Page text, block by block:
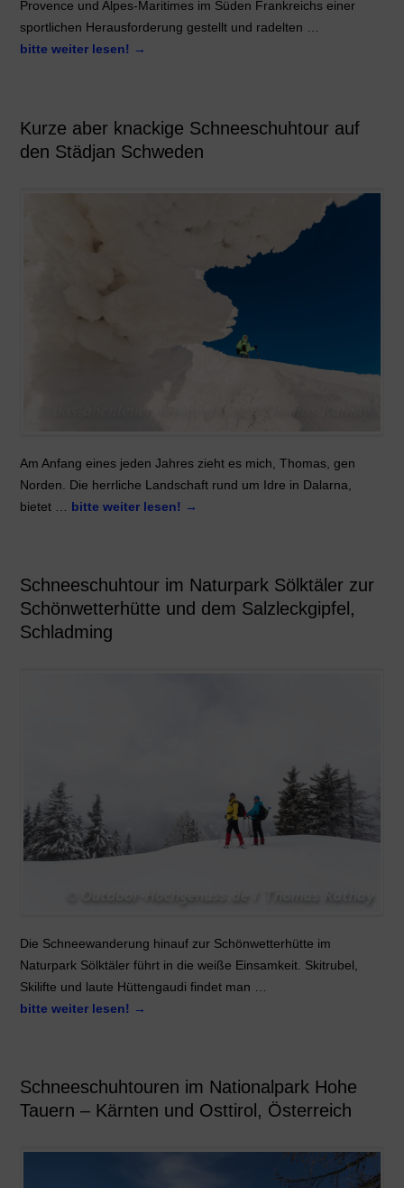
Provence und Alpes-Maritimes im Süden Frankreichs einer
sportlichen Herausforderung gestellt und radelten …
bitte weiter lesen! →
Kurze aber knackige Schneeschuhtour auf
den Städjan Schweden
Am Anfang eines jeden Jahres zieht es mich, Thomas, gen
Norden. Die herrliche Landschaft rund um Idre in Dalarna,
bietet … bitte weiter lesen! →
Schneeschuhtour im Naturpark Sölktäler zur
Schönwetterhütte und dem Salzleckgipfel,
Schladming
Die Schneewanderung hinauf zur Schönwetterhütte im
Naturpark Sölktäler führt in die weiße Einsamkeit. Skitrubel,
Skilifte und laute Hüttengaudi findet man …
bitte weiter lesen! →
Schneeschuhtouren im Nationalpark Hohe
Tauern – Kärnten und Osttirol, Österreich